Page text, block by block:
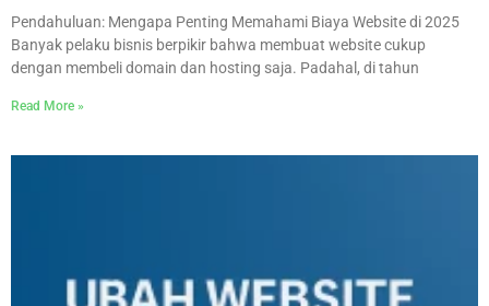
Pendahuluan: Mengapa Penting Memahami Biaya Website di 2025
Banyak pelaku bisnis berpikir bahwa membuat website cukup
dengan membeli domain dan hosting saja. Padahal, di tahun
Read More »